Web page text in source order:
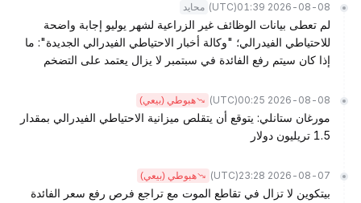
2026-08-08 01:39
(UTC) محايد
لم تعطى بيانات الوظائف غير الزراعية لشهر يوليو إجابة واضحة
للاحتياطي الفيدرالي؛ "وكالة أخبار الاحتياطي الفيدرالي الجديدة": ما
إذا كان سيتم رفع الفائدة في سبتمبر لا يزال يعتمد على التضخم
2026-08-08 00:25
(UTC) هبوطي (بيعي)
مورغان ستانلي: يتوقع أن يتقلص ميزانية الاحتياطي الفيدرالي بمقدار
1.5 تريليون دولار
2026-08-07 23:28
(UTC) هبوطي (بيعي)
بيتكوين لا تزال في تقاطع الموت مع تراجع فرص رفع سعر الفائدة